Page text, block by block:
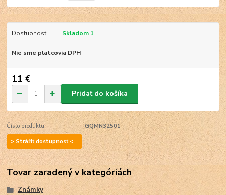
Dostupnosť Skladom 1
Nie sme platcovia DPH
11 €
Pridať do košíka
Číslo produktu:
GQMN32501
> Strážiť dostupnosť <
Tovar zaradený v kategóriách
Známky